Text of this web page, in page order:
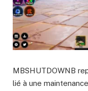
MBSHUTDOWNB
lié à une